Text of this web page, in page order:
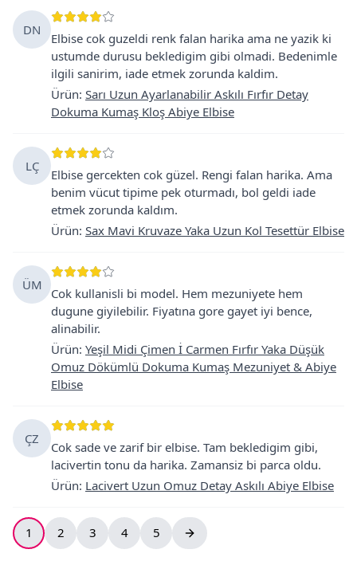
DN
Elbise cok guzeldi renk falan harika ama ne yazik ki
ustumde durusu bekledigim gibi olmadi. Bedenimle
ilgili sanirim, iade etmek zorunda kaldim.
Ürün: Sarı Uzun Ayarlanabilir Askılı Fırfır Detay
Dokuma Kumaş Kloş Abiye Elbise
LÇ
Elbise gercekten cok güzel. Rengi falan harika. Ama
benim vücut tipime pek oturmadı, bol geldi iade
etmek zorunda kaldım.
Ürün: Sax Mavi Kruvaze Yaka Uzun Kol Tesettür Elbise
ÜM
Cok kullanisli bi model. Hem mezuniyete hem
dugune giyilebilir. Fiyatına gore gayet iyi bence,
alinabilir.
Ürün: Yeşil Midi Çimen İ Carmen Fırfır Yaka Düşük
Omuz Dökümlü Dokuma Kumaş Mezuniyet & Abiye
Elbise
ÇZ
Cok sade ve zarif bir elbise. Tam bekledigim gibi,
lacivertin tonu da harika. Zamansiz bi parca oldu.
Ürün: Lacivert Uzun Omuz Detay Askılı Abiye Elbise
1 2 3 4 5